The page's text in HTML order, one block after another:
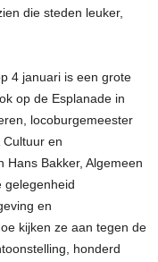
die steden leuker,
4 januari is een grote
op de Esplanade in
locoburgemeester
en
Hans Bakker, Algemeen
gelegenheid
en
kijken ze aan tegen de
honderd